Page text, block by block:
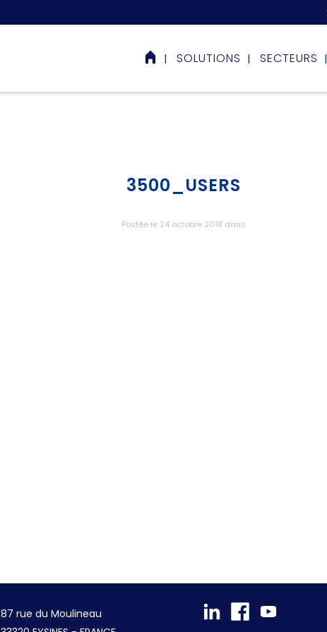
SOLUTIONS SECTEURS
3500_USERS
Postée le 24 octobre 2018 dans
87 rue du Moulineau